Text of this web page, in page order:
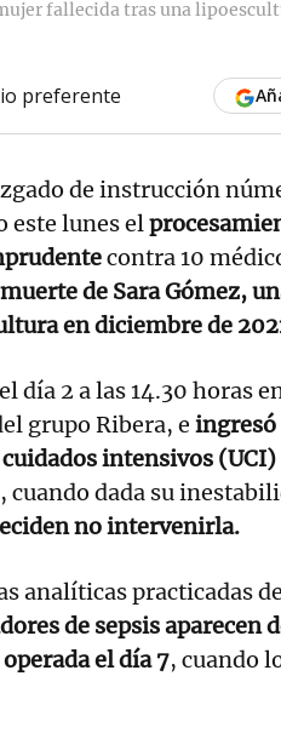
fallecida tras una
preferente
de instrucción
este lunes el
contra 10
de Sara Gómez,
en diciembre de
día 2 a las 14.30 horas
grupo Ribera, e ingresó
intensivos (UCI)
cuando dada su
no intervenirla.
analíticas practicadas
de sepsis aparecen
el día 7, cuando